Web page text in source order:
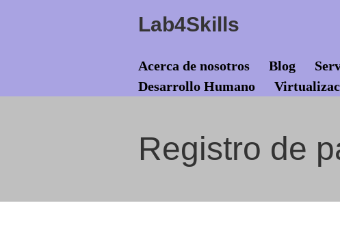
Lab4Skills
Acerca de nosotros Blog
Desarrollo Humano
Registro de